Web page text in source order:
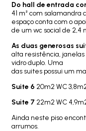
Do hall de entrada
41 m² com
espaço conta com o
de um wc social de 2,4
As duas generosas
alta resistência,
vidro duplo. Uma
das suites possui um
Suite 6 20m2 WC
Suite 7 22m2 WC
Ainda neste piso
arrumos.